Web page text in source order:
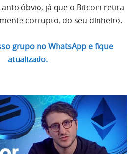
óbvio, já que o Bitcoin retira
corrupto, do seu dinheiro.
grupo no WhatsApp e fique
atualizado.